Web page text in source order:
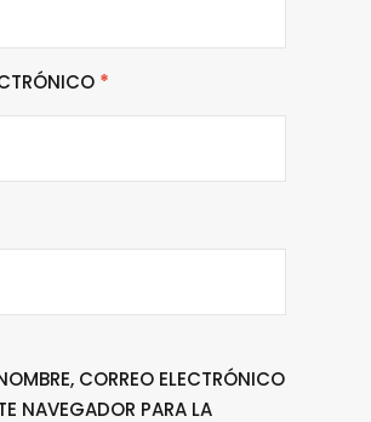
*
CORREO ELECTRÓNICO
NAVEGADOR PARA LA